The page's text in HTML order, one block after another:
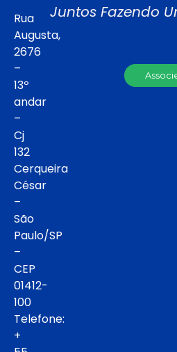
Rua
Augusta,
2676
–
13º
andar
–
Cj
132
Cerqueira
César
–
São
Paulo/SP
–
CEP
01412-
100
Telefone:
+
Juntos Fazendo